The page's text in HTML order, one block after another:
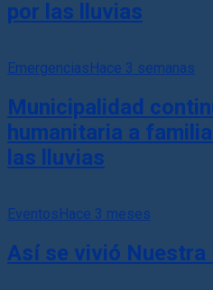
por las lluvias
EmergenciasHace 3 semanas
Municipalidad
humanitaria a
las lluvias
EventosHace 3 meses
Así se vivió Nuestra